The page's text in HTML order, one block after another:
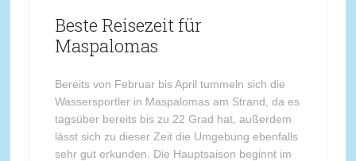
Beste Reisezeit für
Maspalomas
Bereits von Februar bis April tummeln sich die
Wassersportler in Maspalomas am Strand, da es
tagsüber bereits bis zu 22 Grad hat, außerdem
lässt sich zu dieser Zeit die Umgebung ebenfalls
sehr gut erkunden. Die Hauptsaison beginnt im